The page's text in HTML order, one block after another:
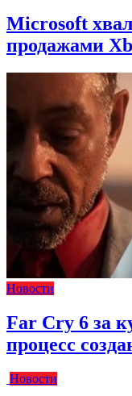
Microsoft
продажами
Новости
Far Cry 6 за
процесс
Новости